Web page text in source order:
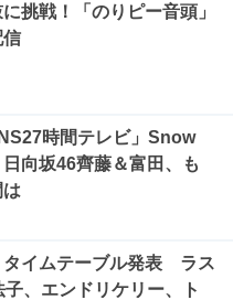
挑戦！「のりピー音頭」
信
時間テレビ」Snow
向坂46齊藤＆富田、も
タイムテーブル発表 ラス
子、エンドリケリー、ト